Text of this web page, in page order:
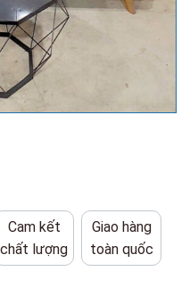
Cam kết
chất lượng
Giao hàng
toàn quốc